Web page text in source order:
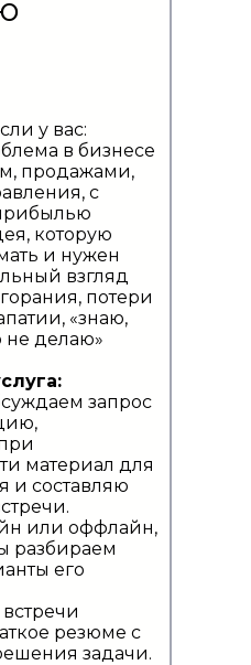
у вас:
в бизнесе
продажами,
с
которую
и нужен
взгляд
потери
«знаю,
не делаю»
запрос
материал для
и составляю
или оффлайн,
разбираем
его
резюме с
задачи.